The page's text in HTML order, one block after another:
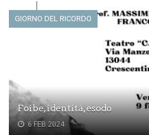
GIORNO DEL RICORDO
Foibe, identità, esodo
6 FEB 2024